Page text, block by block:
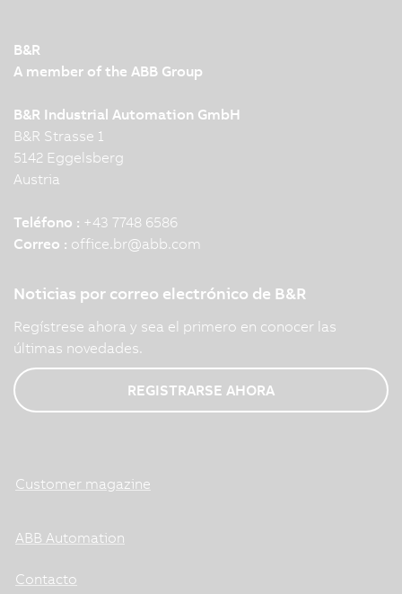
B&R
A member of the ABB Group
B&R Industrial Automation GmbH
B&R Strasse 1
5142 Eggelsberg
Austria
Teléfono : +43 7748 6586
Correo : office.br@abb.com
Noticias por correo electrónico de B&R
Regístrese ahora y sea el primero en conocer las
últimas novedades.
REGISTRARSE AHORA
Customer magazine
ABB Automation
Contacto